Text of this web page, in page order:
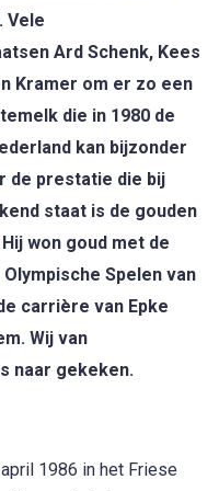
Vele
Ard Schenk, Kees
Kramer om er zo een
die in 1980 de
kan bijzonder
de prestatie die bij
staat is de gouden
won goud met de
Spelen van
carrière van Epke
Wij van
naar gekeken.
1986 in het Friese